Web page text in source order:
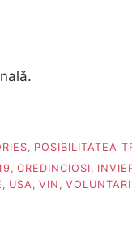
POSIBILITATEA
, CREDINCIOSI,
, USA, VIN , VOLUNTARI